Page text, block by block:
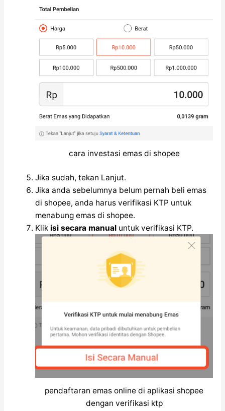
cara investasi emas di shopee
Jika sudah, tekan Lanjut.
Jika anda sebelumnya belum pernah beli emas
di shopee, anda harus verifikasi KTP untuk
menabung emas di shopee.
Klik isi secara manual untuk verifikasi KTP.
pendaftaran emas online di aplikasi shopee
dengan verifikasi ktp